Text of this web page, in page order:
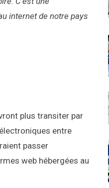
internet de notre pays
plus transiter par
entre
passer
web hébergées au